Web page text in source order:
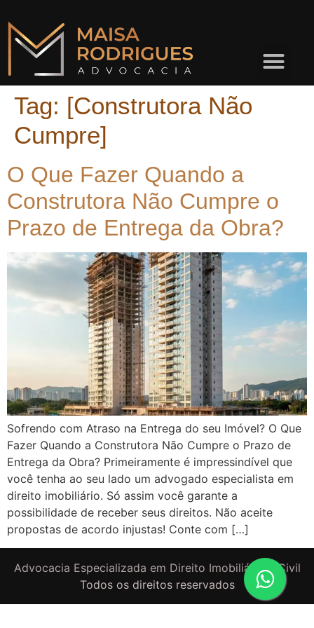
Tag: [Construtora Não
Cumpre]
O Que Fazer Quando a
Construtora Não Cumpre o
Prazo de Entrega da Obra?
Sofrendo com Atraso na Entrega do seu Imóvel? O Que
Fazer Quando a Construtora Não Cumpre o Prazo de
Entrega da Obra? Primeiramente é impressindível que
você tenha ao seu lado um advogado especialista em
direito imobiliário. Só assim você garante a
possibilidade de receber seus direitos. Não aceite
propostas de acordo injustas! Conte com […]
Advocacia Especializada em Direito Imobiliário e Civil
Todos os direitos reservados